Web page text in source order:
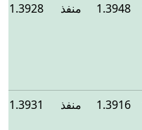
1.3948 منفذ 1.3928
1.3916 منفذ 1.3931